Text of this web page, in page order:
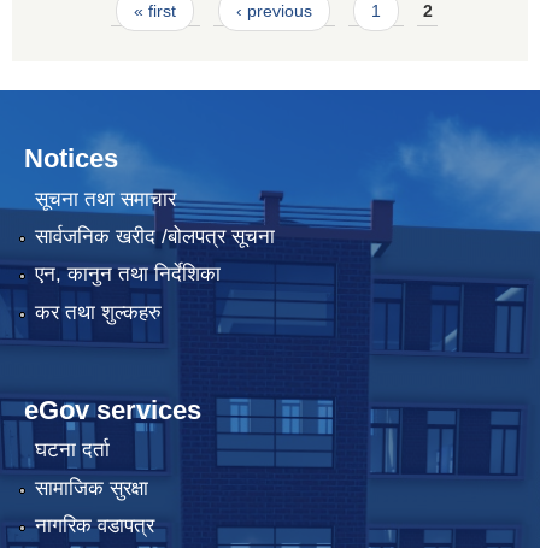
Pages« first ‹ previous 1 2
Notices
सूचना तथा समाचार
सार्वजनिक खरीद /बोलपत्र सूचना
एन, कानुन तथा निर्देशिका
कर तथा शुल्कहरु
eGov services
घटना दर्ता
सामाजिक सुरक्षा
नागरिक वडापत्र